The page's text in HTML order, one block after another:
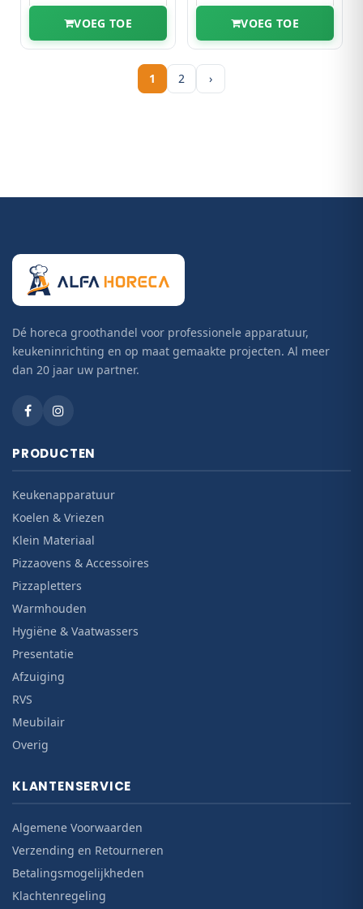
VOEG TOE VOEG TOE
1 2 ›
Dé horeca groothandel voor professionele apparatuur,
keukeninrichting en op maat gemaakte projecten. Al meer
dan 20 jaar uw partner.
PRODUCTEN
Keukenapparatuur
Koelen & Vriezen
Klein Materiaal
Pizzaovens & Accessoires
Pizzapletters
Warmhouden
Hygiëne & Vaatwassers
Presentatie
Afzuiging
RVS
Meubilair
Overig
KLANTENSERVICE
Algemene Voorwaarden
Verzending en Retourneren
Betalingsmogelijkheden
Klachtenregeling